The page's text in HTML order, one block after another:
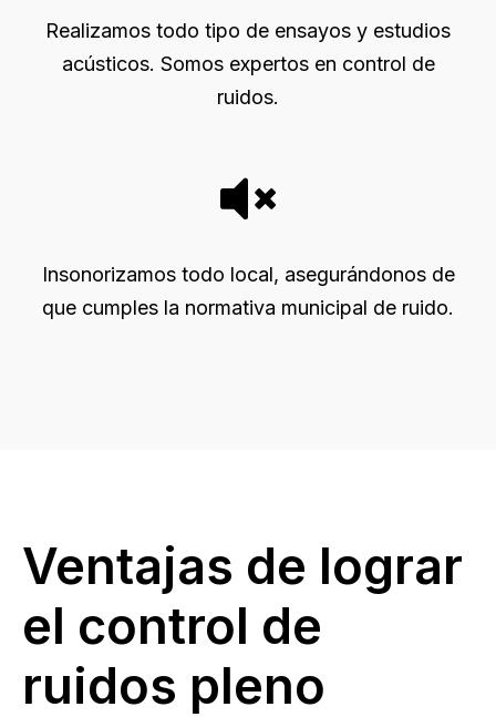
Realizamos todo tipo de ensayos y estudios
acústicos. Somos expertos en control de
ruidos.
Insonorizamos todo local, asegurándonos de
que cumples la normativa municipal de ruido.
Ventajas de lograr
el control de
ruidos pleno